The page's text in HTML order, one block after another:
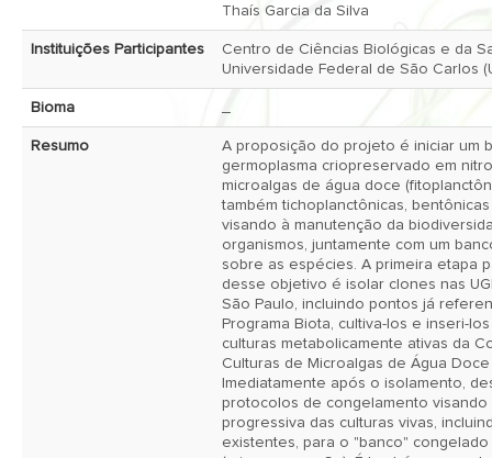
Login
Thaís Garcia da Silva
Instituições Participantes
Centro de Ciências Biológicas e da
Universidade Federal de São Carlos
Bioma
Resumo
A proposição do projeto é iniciar um
germoplasma criopreservado em
microalgas de água doce
também tichoplanctônicas,
visando à manutenção da
organismos, juntamente com um
sobre as espécies. A primeira etapa
desse objetivo é isolar clones nas
São Paulo, incluindo pontos já
Programa Biota, cultiva-los e inseri-
culturas metabolicamente ativas da
Culturas de Microalgas de Água Doce
Imediatamente após o isolamento,
protocolos de congelamento visando
progressiva das culturas vivas,
existentes, para o "banco" congelado